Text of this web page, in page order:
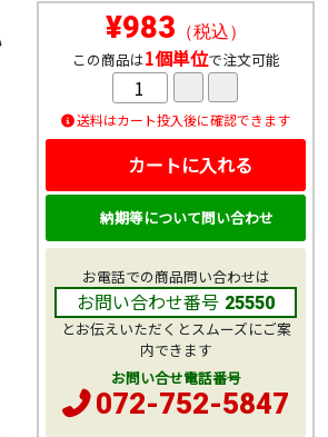
¥983 （税込）
この商品は1個単位で注文可能
送料はカート投入後に確認できます
カートに入れる
納期等について問い合わせ
お電話での商品問い合わせは
お問い合わせ番号 25550
とお伝えいただくとスムーズにご案
内できます
お問い合せ電話番号
072-752-5847